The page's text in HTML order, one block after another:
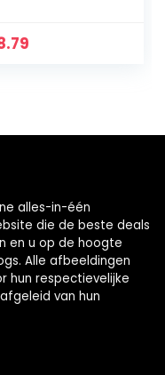
alles-in-één
die de beste deals
en u op de hoogte
Alle afbeeldingen
hun respectievelijke
van hun